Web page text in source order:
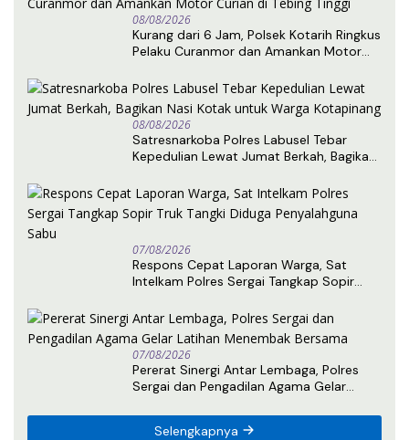
08/08/2026
Kurang dari 6 Jam, Polsek Kotarih Ringkus
Pelaku Curanmor dan Amankan Motor
08/08/2026
Satresnarkoba Polres Labusel Tebar
Kepedulian Lewat Jumat Berkah, Bagikan
07/08/2026
Respons Cepat Laporan Warga, Sat
Intelkam Polres Sergai Tangkap Sopir
07/08/2026
Pererat Sinergi Antar Lembaga, Polres
Sergai dan Pengadilan Agama Gelar
Selengkapnya